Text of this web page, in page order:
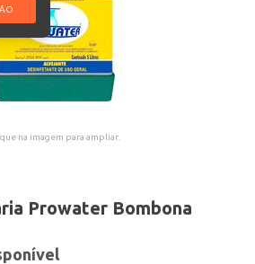
na imagem para ampliar.
Prowater Bombona